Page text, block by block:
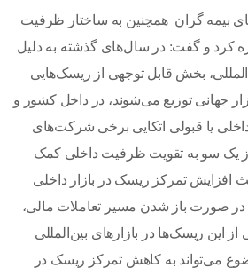
بیمه گران همچنین به ساختار ظرفیت
کرد و گفت: در سال‌های گذشته به دلیل
بخش قابل توجهی از ریسک‌هایی
جهانی توزیع می‌شوند، در داخل کشور و
یا قبولی اتکایی برخی شرکت‌های
از یک سو به تقویت ظرفیت داخلی کمک
افزایش تمرکز ریسک در بازار داخلی
صورت باز شدن مسیر تعاملات مالی،
از این ریسک‌ها در بازارهای بین‌المللی
می‌تواند به کاهش تمرکز ریسک در